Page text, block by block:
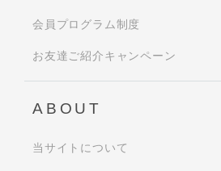
会員プログラム制度
お友達ご紹介キャンペーン
ABOUT
当サイトについて